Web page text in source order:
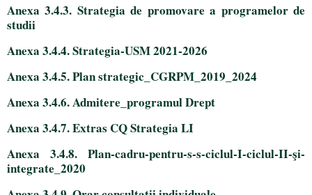
Anexa 3.4.3. Strategia de promovare a programelor de
studii
Anexa 3.4.4. Strategia-USM 2021-2026
Anexa 3.4.5. Plan strategic_CGRPM_2019_2024
Anexa 3.4.6. Admitere_programul Drept
Anexa 3.4.7. Extras CQ Strategia LI
Anexa 3.4.8. Plan-cadru-pentru-s-s-ciclul-I-ciclul-II-şi-
integrate_2020